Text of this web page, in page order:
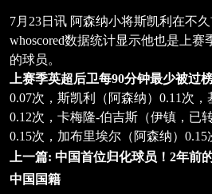
7月23日讯 阿森纳小将斯凯利在不
whoscored数据统计显示他也是上
的球员。
上赛季英超后卫每90分钟最少被过榜
0.07次，斯凯利（阿森纳） 0.11次，
0.12次，卡梅隆-伯吉斯（伊镇，已
0.15次，加布里埃尔（阿森纳） 0.15
上一篇: 中国首位归化球员！2年前
中国国籍